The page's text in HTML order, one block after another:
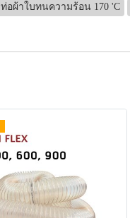
ท่อผ้าใบทนความร้อน 170 'C